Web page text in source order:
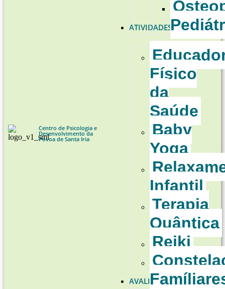
Centro de Psicologia e
Desenvolvimento da
Póvoa de Santa Iria
ATIVIDADES
Físico
da
Saúde
Baby
Yoga
Infantil
Terapia
Quântica
Reiki
AVALIAÇÕES